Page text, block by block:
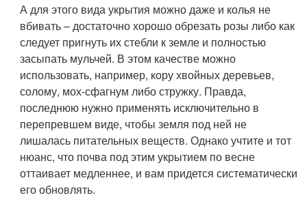
А для этого вида укрытия можно даже и колья не
вбивать – достаточно хорошо обрезать розы либо как
следует пригнуть их стебли к земле и полностью
засыпать мульчей. В этом качестве можно
использовать, например, кору хвойных деревьев,
солому, мох-сфагнум либо стружку. Правда,
последнюю нужно применять исключительно в
перепревшем виде, чтобы земля под ней не
лишалась питательных веществ. Однако учтите и тот
нюанс, что почва под этим укрытием по весне
оттаивает медленнее, и вам придется систематически
его обновлять.